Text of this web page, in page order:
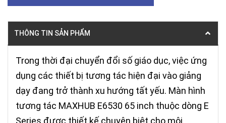
THÔNG TIN SẢN PHẨM
Trong thời đại chuyển đổi số giáo dục, việc ứng
dụng các thiết bị tương tác hiện đại vào giảng
dạy đang trở thành xu hướng tất yếu. Màn hình
tương tác MAXHUB E6530 65 inch thuộc dòng E
Series được thiết kế chuyên biệt cho môi